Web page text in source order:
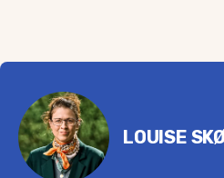
LOUISE